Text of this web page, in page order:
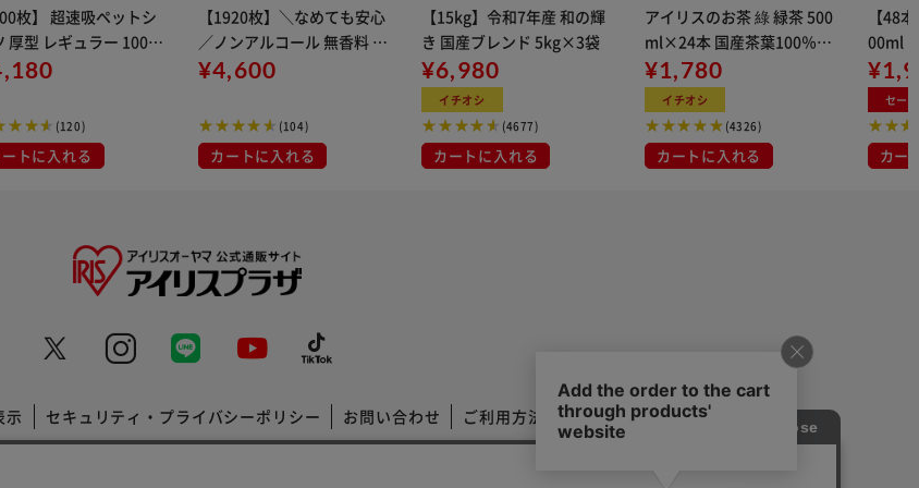
枚】 超速吸ペットシ
厚型 レギュラー 100枚
CSPS-400
(120)
トに入れる
【1920枚】＼なめても安心
／ノンアルコール 無香料 ペ
ット用ウェットティッシュ
¥4,600
(104)
カートに入れる
【15kg】令和7年産 和の輝
き 国産ブレンド 5kg×3袋
¥6,980
イチオシ
(4677)
カートに入れる
アイリスのお茶 綠 緑茶 500
ml×24本 国産茶葉100％使
用
¥1,780
イチオシ
(4326)
カートに入れる
【48
00ml
セール
カー
示 セキュリティ・プライバシーポリシー お問い合わせ ご利用方法 ご利用規約